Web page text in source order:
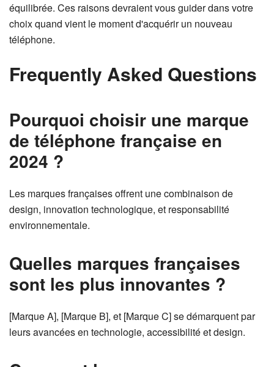
équilibrée. Ces raisons devraient vous guider dans votre
choix quand vient le moment d'acquérir un nouveau
téléphone.
Frequently Asked Questions
Pourquoi choisir une marque
de téléphone française en
2024 ?
Les marques françaises offrent une combinaison de
design, innovation technologique, et responsabilité
environnementale.
Quelles marques françaises
sont les plus innovantes ?
[Marque A], [Marque B], et [Marque C] se démarquent par
leurs avancées en technologie, accessibilité et design.